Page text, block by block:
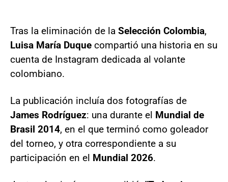
Tras la eliminación de la Selección Colombia,
Luisa María Duque compartió una historia en su
cuenta de Instagram dedicada al volante
colombiano.
La publicación incluía dos fotografías de
James Rodríguez: una durante el Mundial de
Brasil 2014, en el que terminó como goleador
del torneo, y otra correspondiente a su
participación en el Mundial 2026.